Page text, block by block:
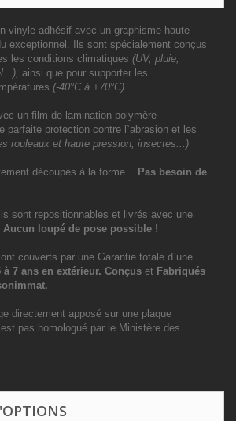
vinyle adhésif avec un graphisme haute
exceptionnel. Ils sont spécialement conçus
les conditions climatiques (UV, pluie,
ainsi que pour supporter les
(-40°C à +70°C)
un film de lamination polymère
parfaite protection contre l`abrasion et les
rouleaux et haute pression, insectes...)
découpés à la forme... Pas besoin de
sont repositionnables et livrés avec une
Aucun loupé de pose possible !
couverts par une Garantie totale d`une
à 7 ans en extérieur. Conçus et Fabriqués
directement apposé sur une plaque
pas homologué par le Ministère des